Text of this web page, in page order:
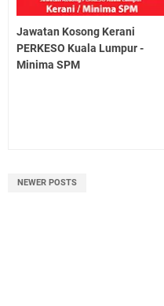
Jawatan Kosong Kerani
PERKESO Kuala Lumpur -
Minima SPM
NEWER POSTS